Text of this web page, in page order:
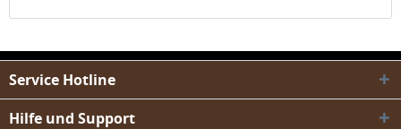
Service Hotline
Hilfe und Support